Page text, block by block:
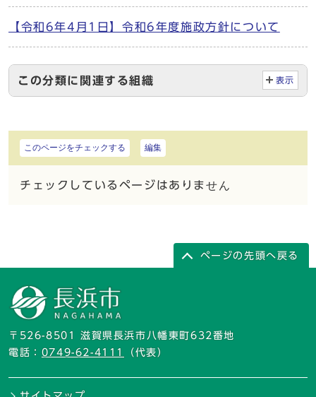
【令和6年4月1日】令和6年度施政方針について
この分類に関連する組織 表示
このページをチェックする 編集
チェックしているページはありません
ページの先頭へ戻る
〒526-8501 滋賀県長浜市八幡東町632番地
電話： 0749-62-4111 （代表）